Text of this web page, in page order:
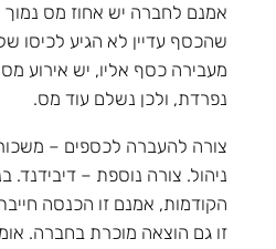
אמנם לחברה יש אחוז מס נמוך
שהכסף עדיין לא הגיע לכיסו
מעבירה כסף אליו, יש אירוע
נפרדת, ולכן נשלם עוד מס.
צורה להעברה לכספים –
ניהול. צורה נוספת – דיבידנד.
הקודמות, אמנם זו הכנסה
זו גם הוצאה מוכרת בחברה.